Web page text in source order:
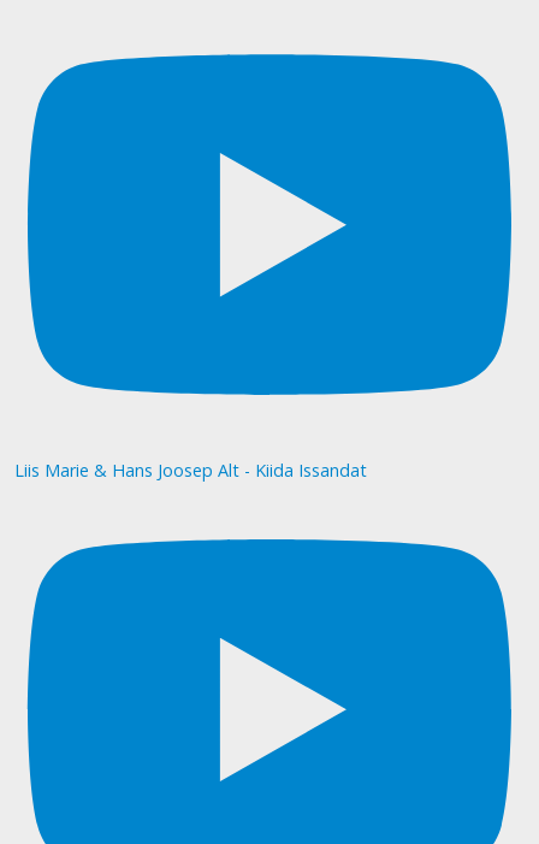
Liis Marie & Hans Joosep Alt - Kiida Issandat